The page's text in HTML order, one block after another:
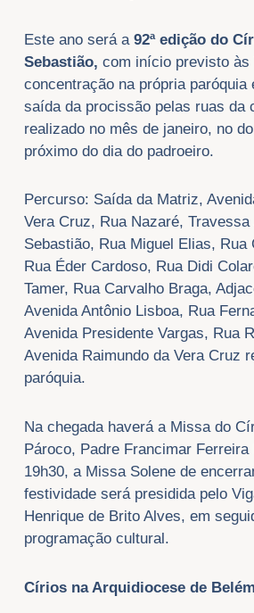
Este ano será a 92ª edição do
Sebastião, com início previsto às
concentração na própria paróquia
saída da procissão pelas ruas da
realizado no mês de janeiro, no
próximo do dia do padroeiro.
Percurso: Saída da Matriz,
Vera Cruz, Rua Nazaré,
Sebastião, Rua Miguel Elias, Rua
Rua Éder Cardoso, Rua Didi
Tamer, Rua Carvalho Braga,
Avenida Antônio Lisboa, Rua
Avenida Presidente Vargas, Rua
Avenida Raimundo da Vera Cruz
paróquia.
Na chegada haverá a Missa do
Pároco, Padre Francimar
19h30, a Missa Solene de
festividade será presidida pelo
Henrique de Brito Alves, em
programação cultural.
Círios na Arquidiocese de Belém